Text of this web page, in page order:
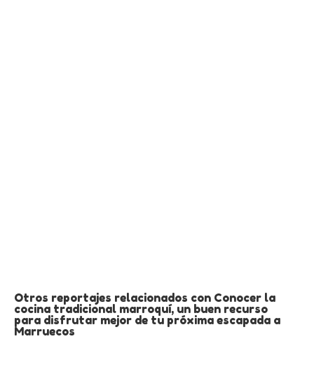
Otros reportajes relacionados con Conocer la
cocina tradicional marroquí, un buen recurso
para disfrutar mejor de tu próxima escapada a
Marruecos